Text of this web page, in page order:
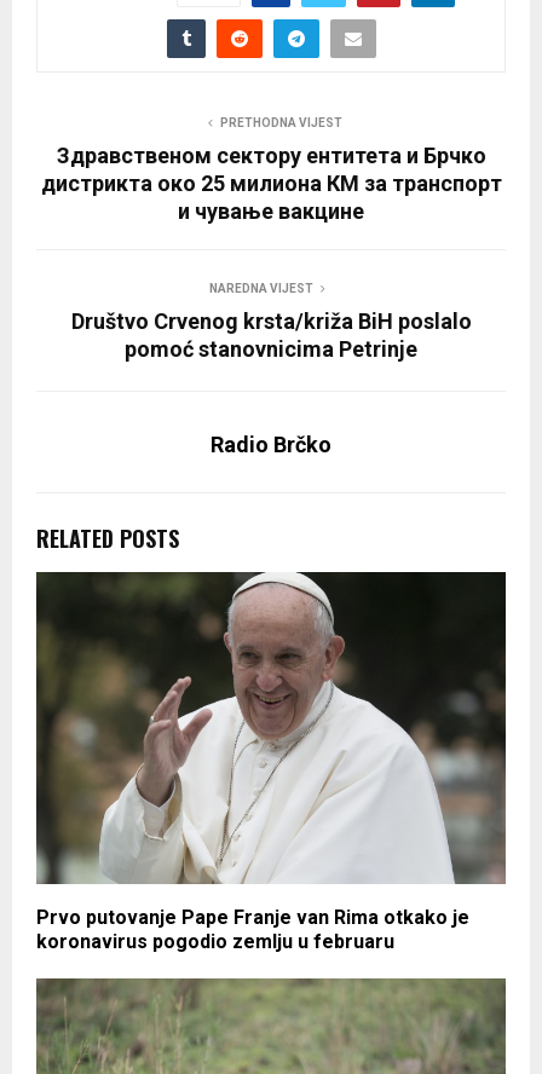
PRETHODNA VIJEST
Здравственом сектору ентитета и Брчко
дистрикта око 25 милиона КМ за транспорт
и чување вакцине
NAREDNA VIJEST
Društvo Crvenog krsta/križa BiH poslalo
pomoć stanovnicima Petrinje
Radio Brčko
RELATED POSTS
Prvo putovanje Pape Franje van Rima otkako je
koronavirus pogodio zemlju u februaru